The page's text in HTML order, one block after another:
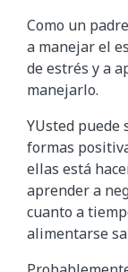
Como un
a manejar el
de estrés y a
manejarlo.
YUsted puede
formas
ellas está
aprender a
cuanto a
alimentarse